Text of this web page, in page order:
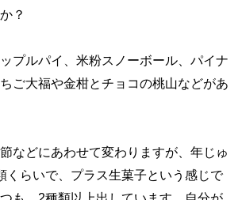
？
プルパイ、米粉スノーボール、パイナ
ご大福や金柑とチョコの桃山などがあ
などにあわせて変わりますが、年じゅ
くらいで、プラス生菓子という感じで